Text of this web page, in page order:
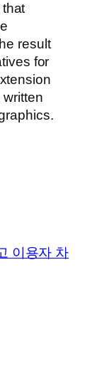
result
for
이용자 차